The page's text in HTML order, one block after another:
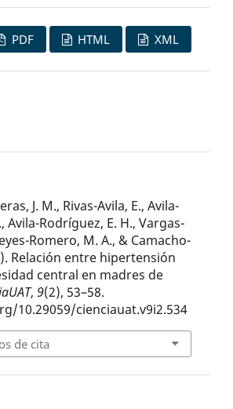
PDF HTML XML
J. M., Rivas-Avila, E., Avila-
Avila-Rodríguez, E. H., Vargas-
Romero, M. A., & Camacho-
Relación entre hipertensión
central en madres de
,9(2), 53–58.
10.29059/cienciauat.v9i2.534
de cita